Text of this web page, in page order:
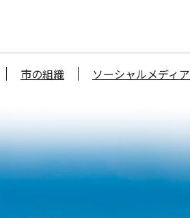
市の組織 ソーシャルメディア